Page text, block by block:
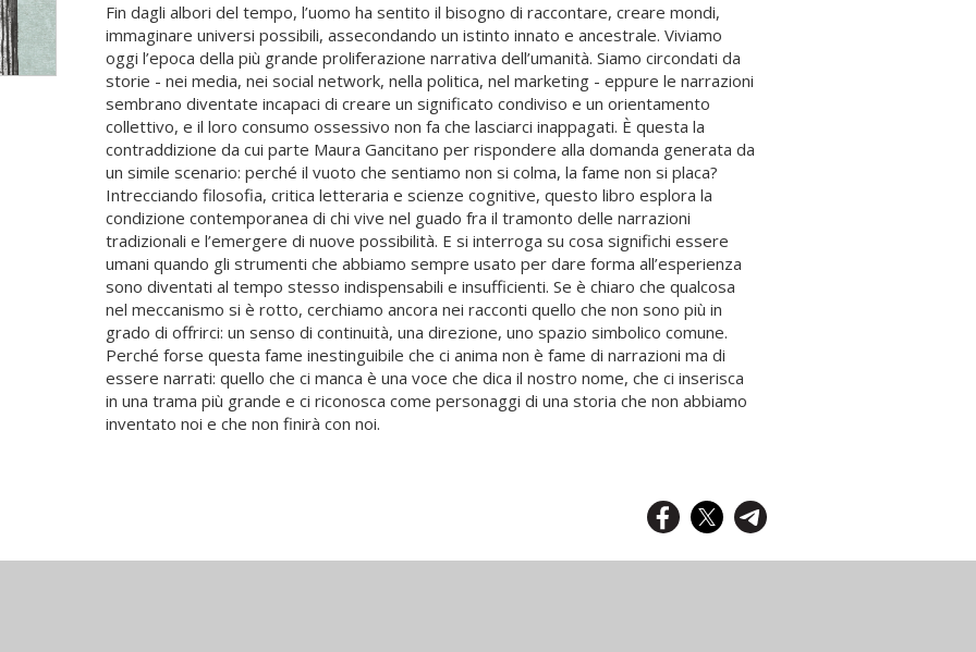
Fin dagli albori del tempo, l’uomo ha sentito il bisogno di raccontare, creare mondi,
immaginare universi possibili, assecondando un istinto innato e ancestrale. Viviamo
oggi l’epoca della più grande proliferazione narrativa dell’umanità. Siamo circondati da
storie - nei media, nei social network, nella politica, nel marketing - eppure le narrazioni
sembrano diventate incapaci di creare un significato condiviso e un orientamento
collettivo, e il loro consumo ossessivo non fa che lasciarci inappagati. È questa la
contraddizione da cui parte Maura Gancitano per rispondere alla domanda generata da
un simile scenario: perché il vuoto che sentiamo non si colma, la fame non si placa?
Intrecciando filosofia, critica letteraria e scienze cognitive, questo libro esplora la
condizione contemporanea di chi vive nel guado fra il tramonto delle narrazioni
tradizionali e l’emergere di nuove possibilità. E si interroga su cosa significhi essere
umani quando gli strumenti che abbiamo sempre usato per dare forma all’esperienza
sono diventati al tempo stesso indispensabili e insufficienti. Se è chiaro che qualcosa
nel meccanismo si è rotto, cerchiamo ancora nei racconti quello che non sono più in
grado di offrirci: un senso di continuità, una direzione, uno spazio simbolico comune.
Perché forse questa fame inestinguibile che ci anima non è fame di narrazioni ma di
essere narrati: quello che ci manca è una voce che dica il nostro nome, che ci inserisca
in una trama più grande e ci riconosca come personaggi di una storia che non abbiamo
inventato noi e che non finirà con noi.